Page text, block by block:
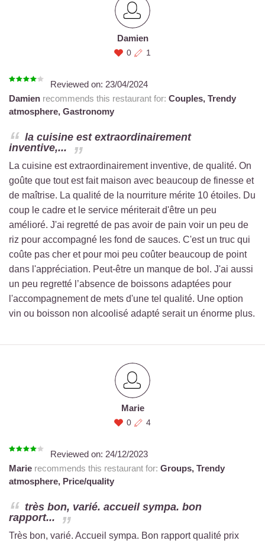
Damien
0 1
Reviewed on: 23/04/2024
Damien recommends this restaurant for: Couples, Trendy
atmosphere, Gastronomy
la cuisine est extraordinairement
inventive,...
La cuisine est extraordinairement inventive, de qualité. On
goûte que tout est fait maison avec beaucoup de finesse et
de maîtrise. La qualité de la nourriture mérite 10 étoiles. Du
coup le cadre et le service mériterait d'être un peu
amélioré. J'ai regretté de pas avoir de pain voir un peu de
riz pour accompagné les fond de sauces. C'est un truc qui
coûte pas cher et pour moi peu coûter beaucoup de point
dans l'appréciation. Peut-être un manque de bol. J'ai aussi
un peu regretté l’absence de boissons adaptées pour
l'accompagnement de mets d'une tel qualité. Une option
vin ou boisson non alcoolisé adapté serait un énorme plus.
Marie
0 4
Reviewed on: 24/12/2023
Marie recommends this restaurant for: Groups, Trendy
atmosphere, Price/quality
très bon, varié. accueil sympa. bon
rapport...
Très bon, varié. Accueil sympa. Bon rapport qualité prix